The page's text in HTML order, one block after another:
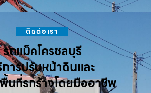
ติดต่อเรา
รถแม็คโครชลบุรี
ารปรับหน้าดินและ
นที่รกร้างโดยมืออาชีพ